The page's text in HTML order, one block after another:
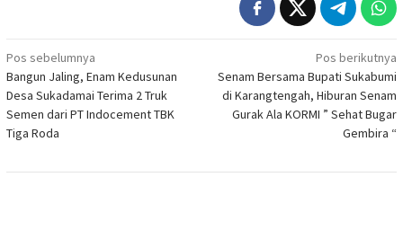
Navigasi
pos
Pos sebelumnya
Bangun Jaling, Enam Kedusunan
Desa Sukadamai Terima 2 Truk
Semen dari PT Indocement TBK
Tiga Roda
Pos berikutnya
Senam Bersama Bupati Sukabumi
di Karangtengah, Hiburan Senam
Gurak Ala KORMI ” Sehat Bugar
Gembira “